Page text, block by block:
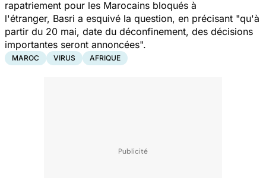
rapatriement pour les Marocains bloqués à
l'étranger, Basri a esquivé la question, en précisant "qu'à
partir du 20 mai, date du déconfinement, des décisions
importantes seront annoncées".
MAROC VIRUS AFRIQUE